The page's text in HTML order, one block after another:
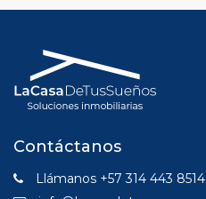
Contáctanos
Llámanos +57 314 443 8514